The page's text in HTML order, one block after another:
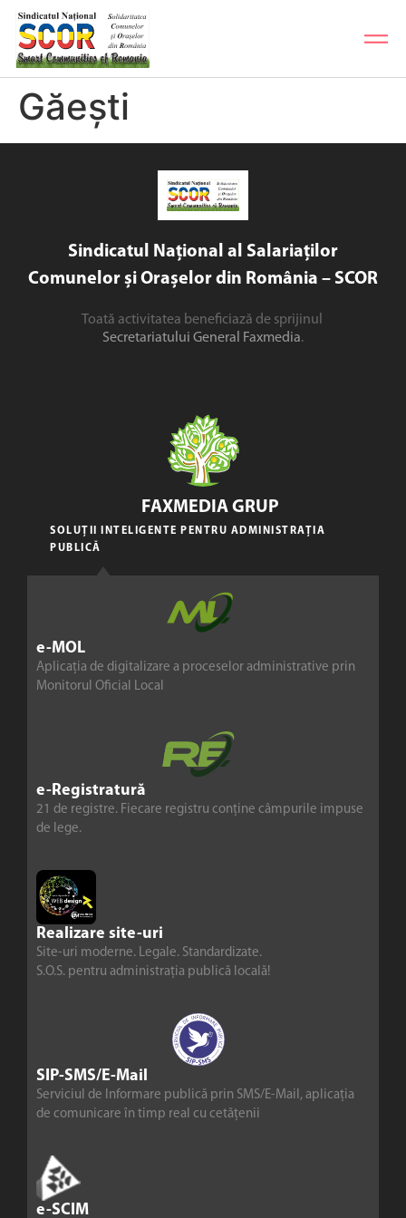
Găești
Sindicatul Național al Salariaților
Comunelor și Orașelor din România – SCOR
Toată activitatea beneficiază de sprijinul
Secretariatului General Faxmedia.
e-MOL
Aplicația de digitalizare a proceselor administrative prin
Monitorul Oficial Local
e-Registratură
21 de registre. Fiecare registru conține câmpurile impuse
de lege.
Realizare site-uri
Site-uri moderne. Legale. Standardizate.
S.O.S. pentru administrația publică locală!
SIP-SMS/E-Mail
Serviciul de Informare publică prin SMS/E-Mail, aplicația
de comunicare în timp real cu cetățenii
e-SCIM
FAXMEDIA GRUP
SOLUȚII INTELIGENTE PENTRU ADMINISTRAȚIA
PUBLICĂ